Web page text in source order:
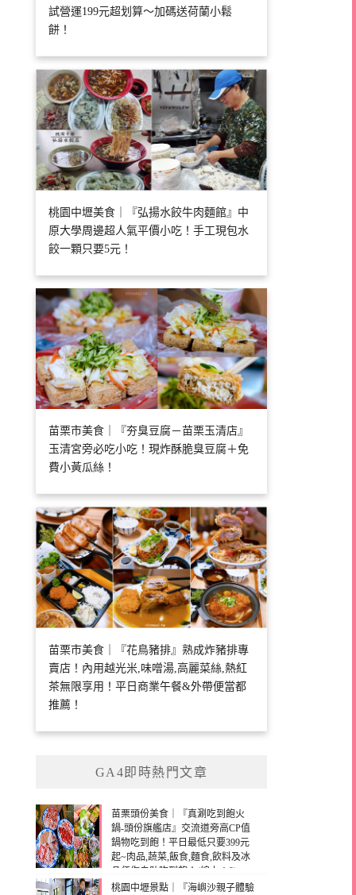
試營運199元超划算～加碼送荷蘭小鬆
餅！
桃園中壢美食｜『弘揚水餃牛肉麵館』中
原大學周邊超人氣平價小吃！手工現包水
餃一顆只要5元！
苗栗市美食｜『夯臭豆腐－苗栗玉清店』
玉清宮旁必吃小吃！現炸酥脆臭豆腐＋免
費小黃瓜絲！
苗栗市美食｜『花鳥豬排』熟成炸豬排專
賣店！內用越光米,味噌湯,高麗菜絲,熱紅
茶無限享用！平日商業午餐&外帶便當都
推薦！
GA4即時熱門文章
苗栗頭份美食｜『真涮吃到飽火
鍋-頭份旗艦店』交流道旁高CP值
鍋物吃到飽！平日最低只要399元
起~肉品,蔬菜,飯食,麵食,飲料及冰
品任你自助吃到飽！(線上：9)
桃園中壢景點｜『海嶼沙親子體驗